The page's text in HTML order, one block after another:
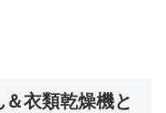
衣類乾燥機と